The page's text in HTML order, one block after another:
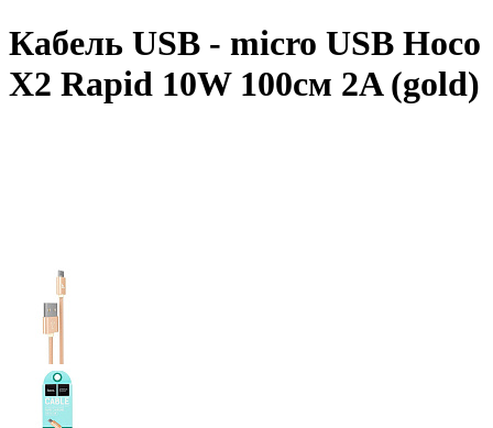
Кабель USB - micro USB Hoco
X2 Rapid 10W 100см 2A (gold)